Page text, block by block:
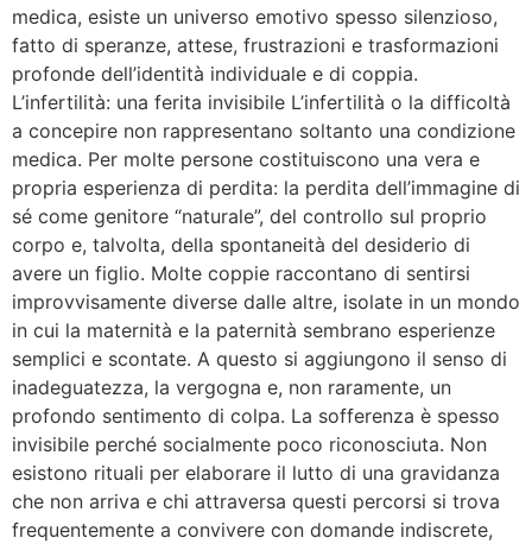
medica, esiste un universo emotivo spesso silenzioso,
fatto di speranze, attese, frustrazioni e trasformazioni
profonde dell’identità individuale e di coppia.
L’infertilità: una ferita invisibile L’infertilità o la difficoltà
a concepire non rappresentano soltanto una condizione
medica. Per molte persone costituiscono una vera e
propria esperienza di perdita: la perdita dell’immagine di
sé come genitore “naturale”, del controllo sul proprio
corpo e, talvolta, della spontaneità del desiderio di
avere un figlio. Molte coppie raccontano di sentirsi
improvvisamente diverse dalle altre, isolate in un mondo
in cui la maternità e la paternità sembrano esperienze
semplici e scontate. A questo si aggiungono il senso di
inadeguatezza, la vergogna e, non raramente, un
profondo sentimento di colpa. La sofferenza è spesso
invisibile perché socialmente poco riconosciuta. Non
esistono rituali per elaborare il lutto di una gravidanza
che non arriva e chi attraversa questi percorsi si trova
frequentemente a convivere con domande indiscrete,